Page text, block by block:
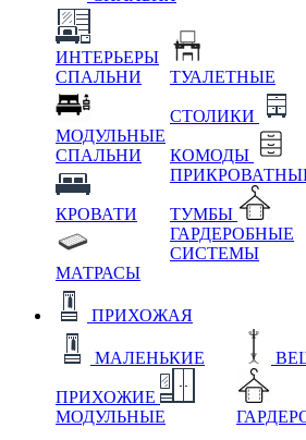
ИНТЕРЬЕРЫ
СПАЛЬНИ
МОДУЛЬНЫЕ
СПАЛЬНИ
КРОВАТИ
МАТРАСЫ
ТУАЛЕТНЫЕ
СТОЛИКИ
КОМОДЫ
ТУМБЫ
ГАРДЕРОБНЫЕ
СИСТЕМЫ
ПРИХОЖАЯ
МАЛЕНЬКИЕ
ПРИХОЖИЕ
МОДУЛЬНЫЕ